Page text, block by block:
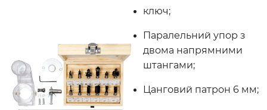
ключ;
Паралельний упор з
двома напрямними
штангами;
Цанговий патрон 6 мм;